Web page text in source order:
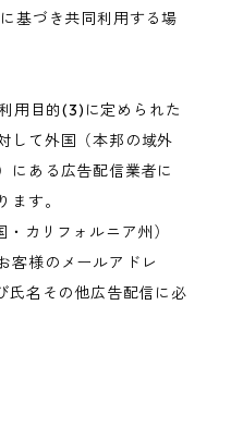
基づき共同利用する場
用目的(3)に定められた
して外国（本邦の域外
にある広告配信業者に
ます。
カリフォルニア州）
客様のメールアドレ
氏名その他広告配信に必